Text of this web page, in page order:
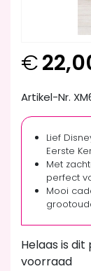
€
Artikel-Nr.
Lief
Eerste
Met
perfect
Mooi
Helaas is
voorraad